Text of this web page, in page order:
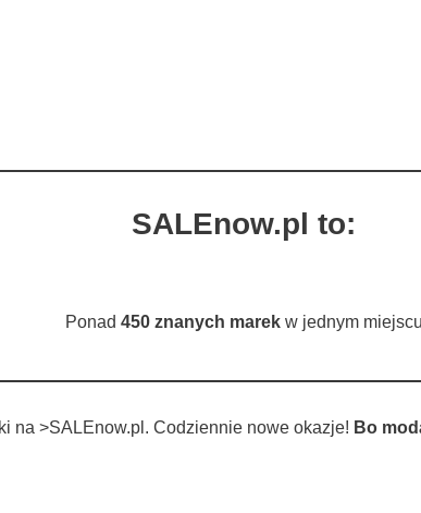
SALEnow.pl to:
Ponad 450 znanych marekw jednym miejscu
na >SALEnow.pl. Codziennie nowe okazje! Bo